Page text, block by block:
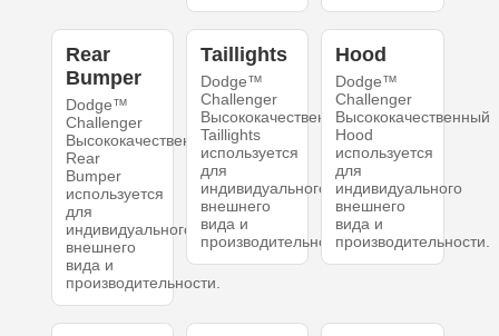
Rear
Bumper
Dodge™
Challenger
Высококачественный
Rear
Bumper
используется
для
индивидуального
внешнего
вида и
производительности.
Taillights
Dodge™
Challenger
Высококачественный
Taillights
используется
для
индивидуального
внешнего
вида и
производительности.
Hood
Dodge™
Challenger
Высококачественный
Hood
используется
для
индивидуального
внешнего
вида и
производительности.